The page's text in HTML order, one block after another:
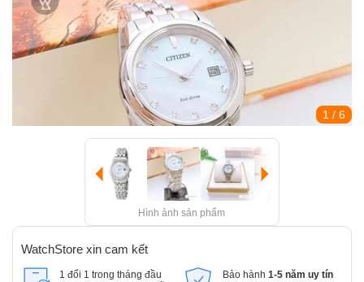
1 / 6
Hình ảnh sản phẩm
WatchStore xin cam kết
1 đổi 1 trong tháng đầu
Bảo hành 1-5 năm uy tín